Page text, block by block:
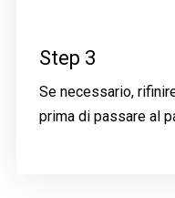
Step 3
Se necessario,
prima di passare al